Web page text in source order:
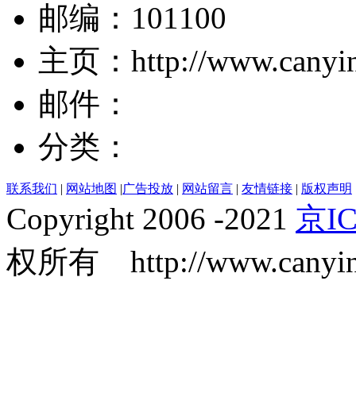
邮编：101100
主页：http://
邮件：
分类：
联系我们 | 网站地图 |广告投放 | 网站留言 | 友情链接 | 版权声明
Copyright 2006 -2021 京
权所有 http://